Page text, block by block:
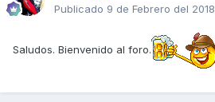
Publicado 9 de Febrero del 2018
Saludos. Bienvenido al foro.